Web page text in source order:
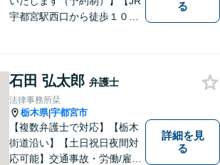
宇都宮駅西口から徒歩１０
に対応いたします。ぜひ一度
ご相談ください。
る
石田 弘太郎 弁護士
法律事務所栞
栃木県|宇都宮市
【複数弁護士で対応】【栃木
街道沿い】【土日祝日夜間対
応可能】交通事故・労働/雇用
詳細を見
る